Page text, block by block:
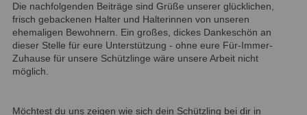
Die nachfolgenden Beiträge sind Grüße unserer glücklichen,
frisch gebackenen Halter und Halterinnen von unseren
ehemaligen Bewohnern. Ein großes, dickes Dankeschön an
dieser Stelle für eure Unterstützung - ohne eure Für-Immer-
Zuhause für unsere Schützlinge wäre unsere Arbeit nicht
möglich.
Möchtest du uns zeigen wie sich dein Schützling bei dir in